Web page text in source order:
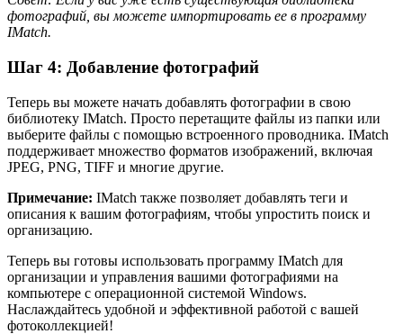
фотографий, вы можете импортировать ее в программу
IMatch.
Шаг 4: Добавление фотографий
Теперь вы можете начать добавлять фотографии в свою
библиотеку IMatch. Просто перетащите файлы из папки или
выберите файлы с помощью встроенного проводника. IMatch
поддерживает множество форматов изображений, включая
JPEG, PNG, TIFF и многие другие.
Примечание: IMatch также позволяет добавлять теги и
описания к вашим фотографиям, чтобы упростить поиск и
организацию.
Теперь вы готовы использовать программу IMatch для
организации и управления вашими фотографиями на
компьютере с операционной системой Windows.
Наслаждайтесь удобной и эффективной работой с вашей
фотоколлекцией!